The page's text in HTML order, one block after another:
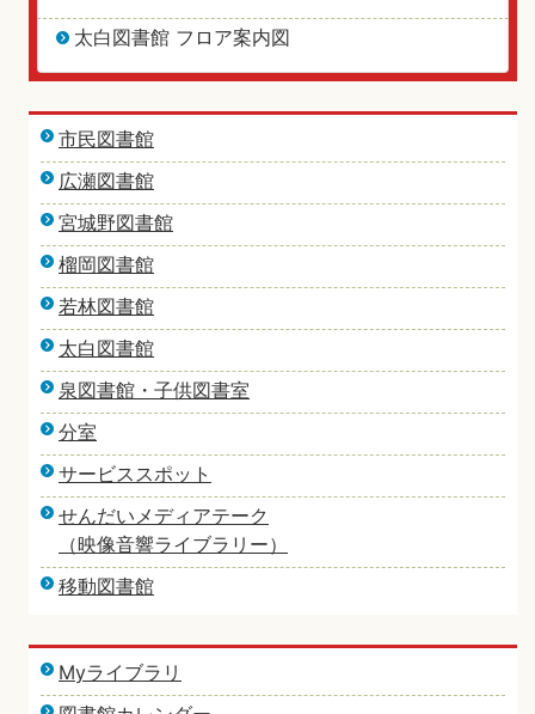
太白図書館 フロア案内図
市民図書館
広瀬図書館
宮城野図書館
榴岡図書館
若林図書館
太白図書館
泉図書館・子供図書室
分室
サービススポット
せんだいメディアテーク
（映像音響ライブラリー）
移動図書館
Myライブラリ